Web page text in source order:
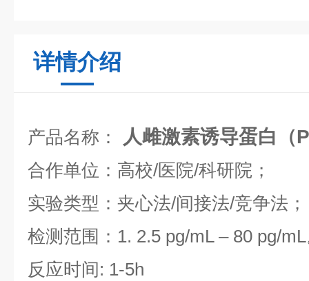
详情介绍
产品名称： 人雌激素诱导蛋白（
合作单位：高校/医院/科研院；
实验类型：夹心法/间接法/竞争法；
检测范围：1. 2.5 pg/mL – 80 pg/
反应时间: 1-5h